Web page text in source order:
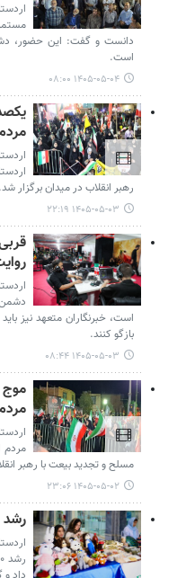
دانست و گفت: این حضور،
است.
۱۴۰۵-۰۵-۰۴ ۰۸:۰۰
رهبر انقلاب در میدان برگزار شد.
۱۴۰۵-۰۵-۰۳ ۲۲:۱۹
دشمن
است، خبرنگاران متعهد نیز
بازگو کنند.
۱۴۰۵-۰۵-۰۳ ۰۸:۴۴
مردم
مسلح و تجدید بیعت با رهبر
۱۴۰۵-۰۵-۰۲ ۲۳:۰۶
رشد ۱۰ درصدی مهارت‌آموزان در اردستان